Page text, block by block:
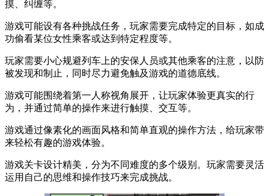
摸、纠缠等。
游戏可能设有各种挑战任务，玩家需要完成特定的目标，如成
功偷看某位女性乘客或达到特定程度等。
玩家需要小心规避列车上的安保人员或其他乘客的注意，以防
被发现和制止，同时尽力避免触及游戏的道德底线。
游戏可能围绕着第一人称视角展开，让玩家体验更真实的行
为，并通过简单的操作来进行触摸、交互等。
游戏通过像素化的画面风格和简单直观的操作方法，给玩家带
来轻松有趣的游戏体验。
游戏关卡设计精美，分为不同难度的多个级别。玩家需要灵活
运用自己的思维和操作技巧来完成挑战。